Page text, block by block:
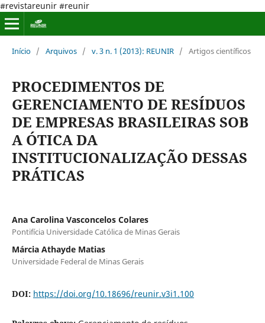
#revistareunir #reunir
Início / Arquivos / v. 3 n. 1 (2013): REUNIR / Artigos científicos
PROCEDIMENTOS DE
GERENCIAMENTO DE RESÍDUOS
DE EMPRESAS BRASILEIRAS SOB
A ÓTICA DA
INSTITUCIONALIZAÇÃO DESSAS
PRÁTICAS
Ana Carolina Vasconcelos Colares
Pontifícia Universidade Católica de Minas Gerais
Márcia Athayde Matias
Universidade Federal de Minas Gerais
DOI: https://doi.org/10.18696/reunir.v3i1.100